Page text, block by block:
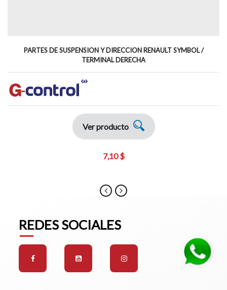
PARTES DE SUSPENSION Y DIRECCION RENAULT SYMBOL /
TERMINAL DERECHA
Ver producto
7,10 $
REDES SOCIALES